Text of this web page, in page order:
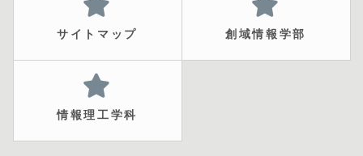
サイトマップ 創域情報学部
情報理工学科